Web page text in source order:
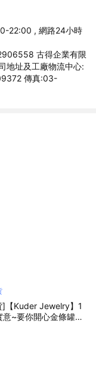
22:00 , 網路24小時
古得企業有限
地址及工廠物流中心:
傳真:03-
]【Kuder Jewelry】1
意~要你開心金條罐禮
錢吊飾